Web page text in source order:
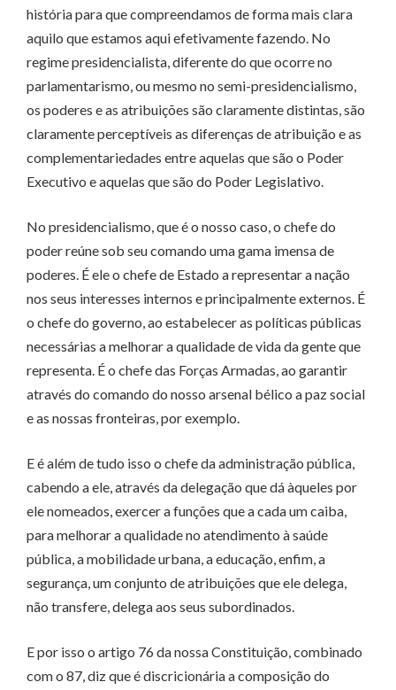
história para que compreendamos de forma mais clara
aquilo que estamos aqui efetivamente fazendo. No
regime presidencialista, diferente do que ocorre no
parlamentarismo, ou mesmo no semi-presidencialismo,
os poderes e as atribuições são claramente distintas, são
claramente perceptíveis as diferenças de atribuição e as
complementariedades entre aquelas que são o Poder
Executivo e aquelas que são do Poder Legislativo.
No presidencialismo, que é o nosso caso, o chefe do
poder reúne sob seu comando uma gama imensa de
poderes. É ele o chefe de Estado a representar a nação
nos seus interesses internos e principalmente externos. É
o chefe do governo, ao estabelecer as políticas públicas
necessárias a melhorar a qualidade de vida da gente que
representa. É o chefe das Forças Armadas, ao garantir
através do comando do nosso arsenal bélico a paz social
e as nossas fronteiras, por exemplo.
E é além de tudo isso o chefe da administração pública,
cabendo a ele, através da delegação que dá àqueles por
ele nomeados, exercer a funções que a cada um caiba,
para melhorar a qualidade no atendimento à saúde
pública, a mobilidade urbana, a educação, enfim, a
segurança, um conjunto de atribuições que ele delega,
não transfere, delega aos seus subordinados.
E por isso o artigo 76 da nossa Constituição, combinado
com o 87, diz que é discricionária a composição do